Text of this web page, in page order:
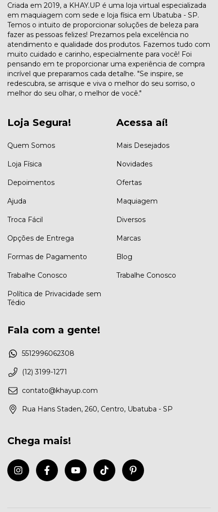
Criada em 2019, a KHAY.UP é uma loja virtual especializada
em maquiagem com sede e loja física em Ubatuba - SP.
Temos o intuito de proporcionar soluções de beleza para
fazer as pessoas felizes! Prezamos pela excelência no
atendimento e qualidade dos produtos. Fazemos tudo com
muito cuidado e carinho, especialmente para você! Foi
pensando em te proporcionar uma experiência de compra
incrível que preparamos cada detalhe. "Se inspire, se
redescubra, se arrisque e viva o melhor do seu sorriso, o
melhor do seu olhar, o melhor de você."
Loja Segura!
Quem Somos
Loja Física
Depoimentos
Ajuda
Troca Fácil
Opções de Entrega
Formas de Pagamento
Trabalhe Conosco
Política de Privacidade sem
Tédio
Acessa aí!
Mais Desejados
Novidades
Ofertas
Maquiagem
Diversos
Marcas
Blog
Trabalhe Conosco
Fala com a gente!
5512996062308
(12) 3199-1271
contato@khayup.com
Rua Hans Staden, 260, Centro, Ubatuba - SP
Chega mais!